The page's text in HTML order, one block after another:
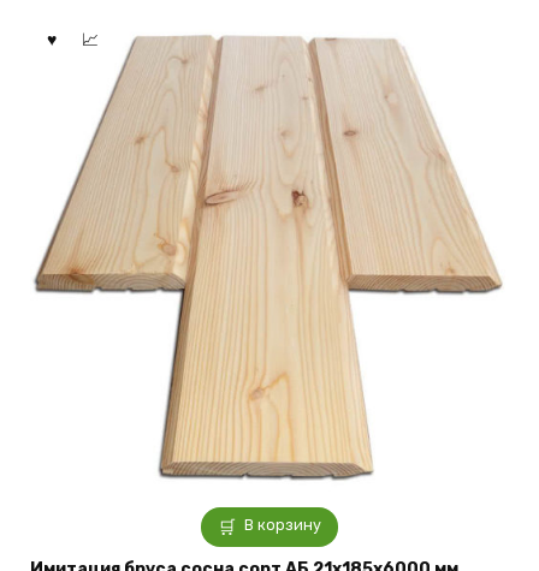
В корзину